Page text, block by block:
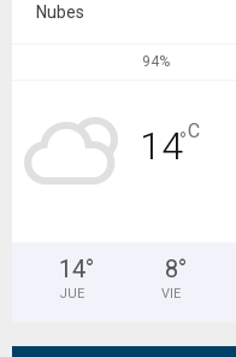
Nubes
94%
14°C
14°
JUE
8°
VIE